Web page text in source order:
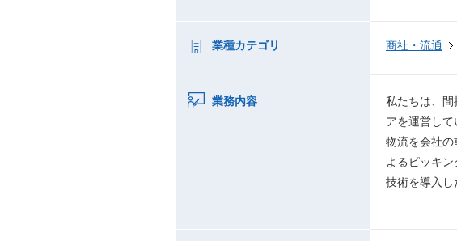
業種カテゴリ 商社・流通
業務内容
私たちは、間
アを運営して
物流を会社の
よるピッキン
技術を導入し